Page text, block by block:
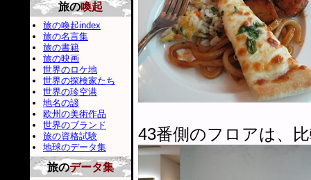
43番側のフロアは、
旅の喚起
旅の喚起index
旅の名言集
旅の書籍
旅の映画
世界のロケ地
世界の探検家たち
世界の珍空港
地名の諺
欧州の美術作品
世界のブランド
旅の資格試験
地球のデータ集
旅のデータ集